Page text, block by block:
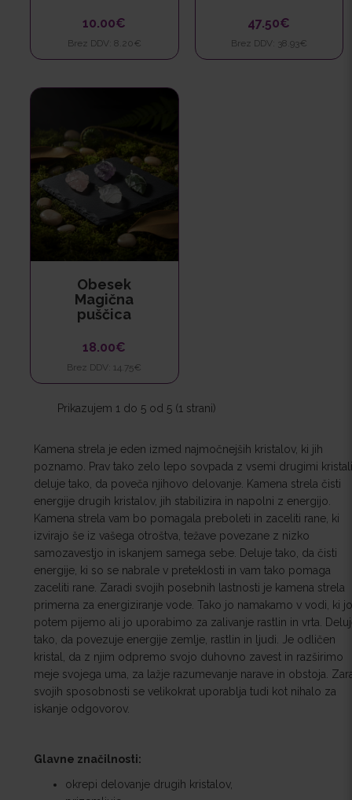
10.00€
Brez DDV: 8.20€
47.50€
Brez DDV: 38.93€
Obesek
Magična
puščica
18.00€
Brez DDV: 14.75€
Prikazujem 1 do 5 od 5 (1 strani)
Kamena strela je eden izmed najmočnejših kristalov, ki jih
poznamo. Prav tako zelo lepo sovpada z vsemi drugimi
deluje tako, da poveča njihovo delovanje. Kamena strela čisti
energije drugih kristalov, jih stabilizira in napolni z energijo.
Kamena strela vam bo pomagala preboleti in zaceliti rane, ki
izvirajo še iz vašega otroštva, težave povezane z nizko
samozavestjo in iskanjem samega sebe. Deluje tako, da čisti
energije, ki so se nabrale v preteklosti in vam tako pomaga
zaceliti rane. Zaradi svojih posebnih lastnosti je kamena strela
primerna za energiziranje vode. Tako jo namakamo v vodi, ki
potem pijemo ali jo uporabimo za zalivanje rastlin in vrta.
tako, da povezuje energije zemlje, rastlin in ljudi. Je odličen
kristal, da z njim odpremo svojo duhovno zavest in razširimo
meje svojega uma, za lažje razumevanje narave in obstoja.
svojih sposobnosti se velikokrat uporablja tudi kot nihalo za
iskanje odgovorov.
Glavne značilnosti:
okrepi delovanje drugih kristalov,